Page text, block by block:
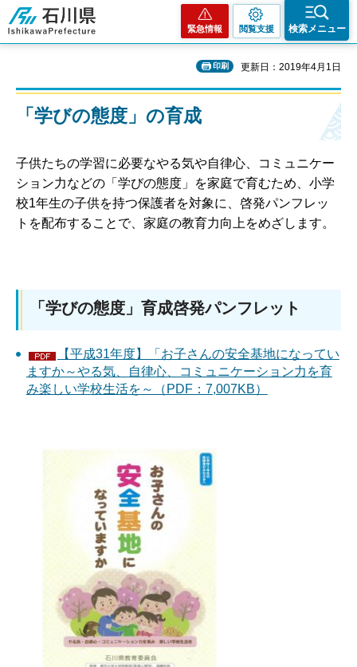
石川県
緊急情報 閲覧支援 検索メニュー
印刷 更新日：2019年4月1日
「学びの態度」の育成
子供たちの学習に必要なやる気や自律心、コミュニケー
ション力などの「学びの態度」を家庭で育むため、小学
校1年生の子供を持つ保護者を対象に、啓発パンフレッ
トを配布することで、家庭の教育力向上をめざします。
「学びの態度」育成啓発パンフレット
【平成31年度】「お子さんの安全基地になってい
ますか～やる気、自律心、コミュニケーション力を育
み楽しい学校生活を～（PDF：7,007KB）